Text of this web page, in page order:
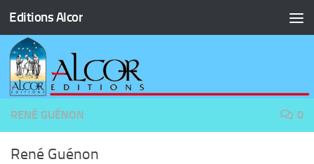
Skip to content
Editions Alcor
RENÉ GUÉNON 0
René Guénon